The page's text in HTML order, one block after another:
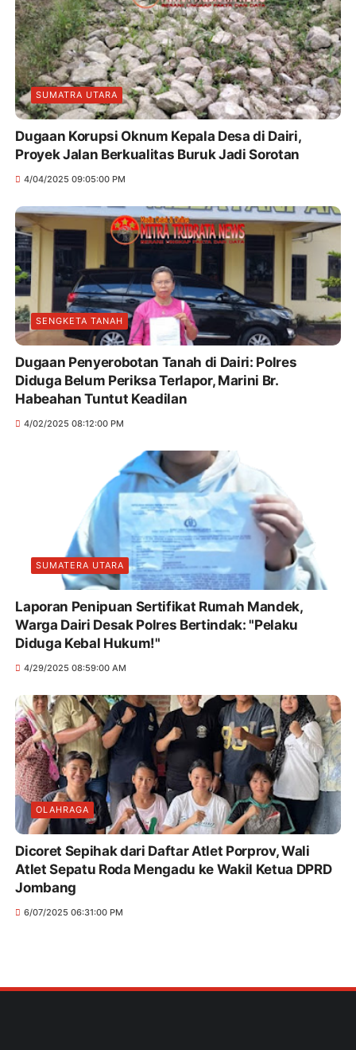
SUMATRA UTARA
Dugaan Korupsi Oknum Kepala Desa di Dairi,
Proyek Jalan Berkualitas Buruk Jadi Sorotan
4/04/2025 09:05:00 PM
SENGKETA TANAH
Dugaan Penyerobotan Tanah di Dairi: Polres
Diduga Belum Periksa Terlapor, Marini Br.
Habeahan Tuntut Keadilan
4/02/2025 08:12:00 PM
SUMATERA UTARA
Laporan Penipuan Sertifikat Rumah Mandek,
Warga Dairi Desak Polres Bertindak: "Pelaku
Diduga Kebal Hukum!"
4/29/2025 08:59:00 AM
OLAHRAGA
Dicoret Sepihak dari Daftar Atlet Porprov, Wali
Atlet Sepatu Roda Mengadu ke Wakil Ketua DPRD
Jombang
6/07/2025 06:31:00 PM